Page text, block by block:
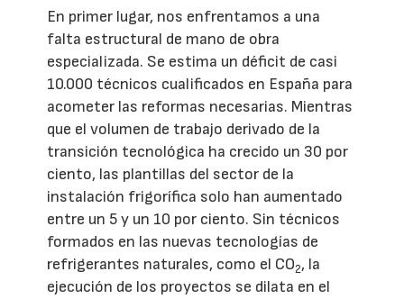
En primer lugar, nos enfrentamos a una
falta estructural de mano de obra
especializada. Se estima un déficit de casi
10.000 técnicos cualificados en España para
acometer las reformas necesarias. Mientras
que el volumen de trabajo derivado de la
transición tecnológica ha crecido un 30 por
ciento, las plantillas del sector de la
instalación frigorífica solo han aumentado
entre un 5 y un 10 por ciento. Sin técnicos
formados en las nuevas tecnologías de
refrigerantes naturales, como el CO2, la
ejecución de los proyectos se dilata en el